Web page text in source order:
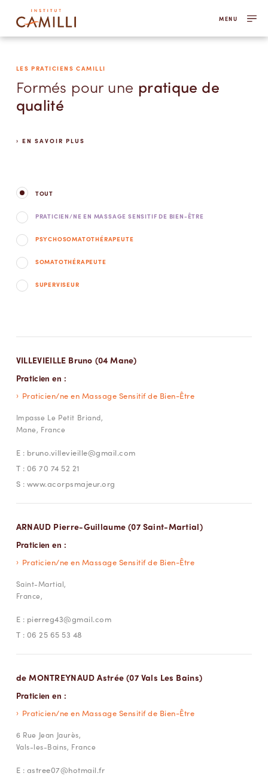
MENU
LES PRATICIENS CAMILLI
Formés pour une pratique de
qualité
EN SAVOIR PLUS
TOUT
PRATICIEN/NE EN MASSAGE SENSITIF DE BIEN-ÊTRE
PSYCHOSOMATOTHÉRAPEUTE
SOMATOTHÉRAPEUTE
SUPERVISEUR
VILLEVIEILLE Bruno (04 Mane)
Praticien en :
Praticien/ne en Massage Sensitif de Bien-Être
Impasse Le Petit Briand,
Mane, France
E : bruno.villevieille@gmail.com
T : 06 70 74 52 21
S : www.acorpsmajeur.org
ARNAUD Pierre-Guillaume (07 Saint-Martial)
Praticien en :
Praticien/ne en Massage Sensitif de Bien-Être
Saint-Martial,
France,
E : pierreg43@gmail.com
T : 06 25 65 53 48
de MONTREYNAUD Astrée (07 Vals Les Bains)
Praticien en :
Praticien/ne en Massage Sensitif de Bien-Être
6 Rue Jean Jaurès,
Vals-les-Bains, France
E : astree07@hotmail.fr